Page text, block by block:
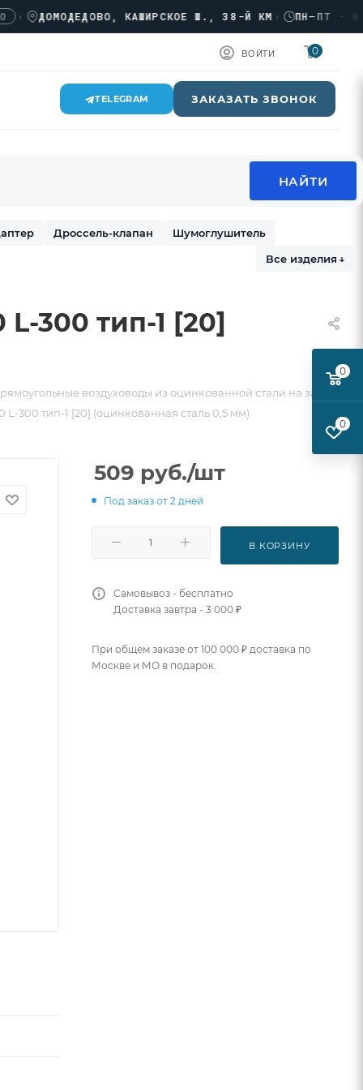
ДОМОДЕДОВО, КАШИРСКОЕ Ш., 38-Й КМ› ПН–ПТ ·
ВОЙТИ 0
TELEGRAM ЗАКАЗАТЬ ЗВОНОК
Дроссель-клапан
Шумоглушитель
Все изделия ↓
300 тип-1 [20]
воздуховоды из оцинкованной стали на заказ
L-300 тип-1 [20] (оцинкованная сталь 0,5 мм)
509 руб./шт
Под заказ от 2 дней
В КОРЗИНУ
Самовывоз - бесплатно
Доставка завтра - 3 000 ₽
При общем заказе от 100 000 ₽ доставка по
Москве и МО в подарок.
0
0